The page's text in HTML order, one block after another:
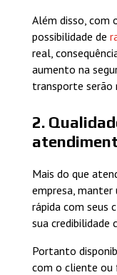
Além disso, com
possibilidade de
real,
aumento na
transporte serão
2.
Mais do que
empresa, manter
rápida com seus
sua credibilidade
Portanto
com o cliente ou